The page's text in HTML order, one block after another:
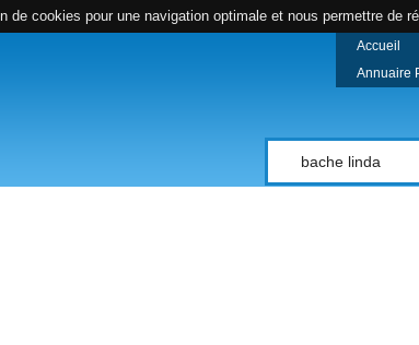
de cookies pour une navigation optimale et nous permettre de
Accueil
Annuaire